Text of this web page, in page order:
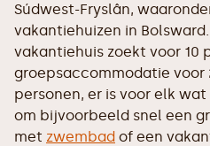
Súdwest-Fryslân,
vakantiehuizen in
vakantiehuis zoekt voor 10
groepsaccommodatie voor
personen, er is voor elk wat
om bijvoorbeeld snel een
met zwembad of een